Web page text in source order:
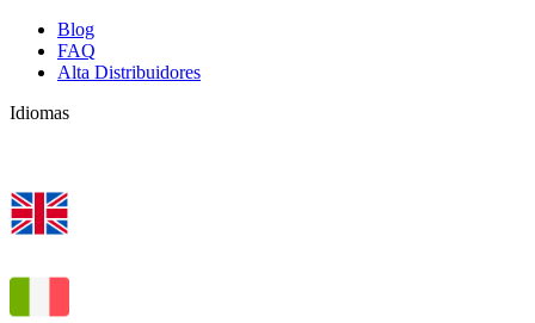
Blog
FAQ
Alta Distribuidores
Idiomas